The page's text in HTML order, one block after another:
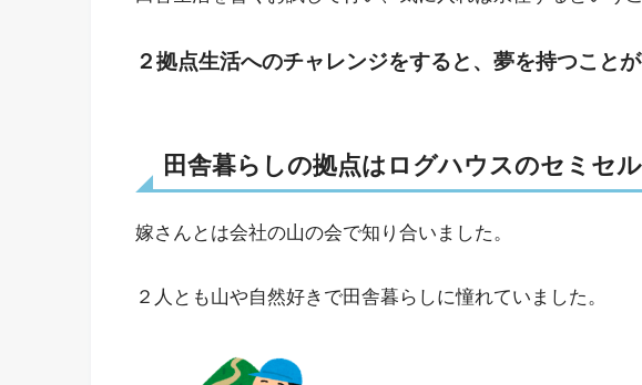
２拠点生活へのチャレンジをすると、夢を持つこと
田舎暮らしの拠点はログハウスのセミセ
嫁さんとは会社の山の会で知り合いました。
２人とも山や自然好きで田舎暮らしに憧れていました。